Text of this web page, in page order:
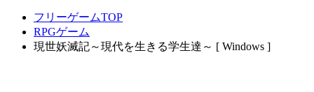
フリーゲームTOP
RPGゲーム
現世妖滅記～現代を生きる学生達～ [ Windows ]